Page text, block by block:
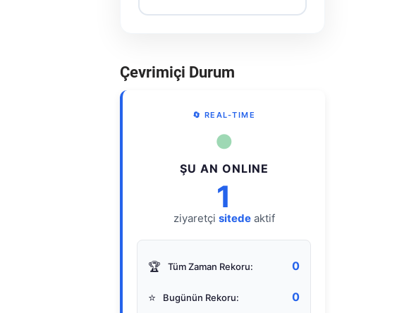
Çevrimiçi Durum
🔄 REAL-TIME
●
ŞU AN ONLINE
1
ziyaretçi sitedeaktif
🏆 Tüm Zaman Rekoru: 0
⭐ Bugünün Rekoru: 0